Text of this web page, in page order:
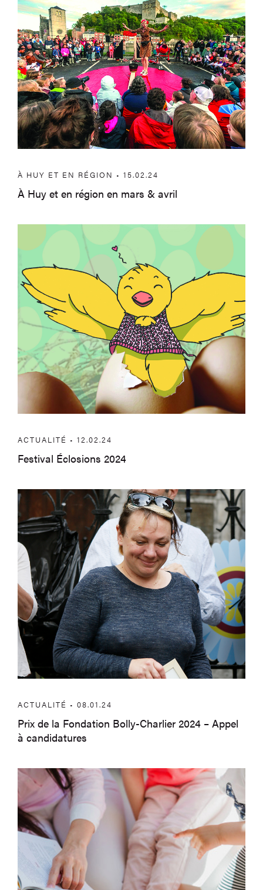
À HUY ET EN RÉGION • 15.02.24
À Huy et en région en mars & avril
Festival Éclosions 2024
ACTUALITÉ • 12.02.24
Festival Éclosions 2024
Prix de la Fondation Bolly-Charlier
ACTUALITÉ • 08.01.24
Prix de la Fondation Bolly-Charlier 2024 – Appel
à candidatures
Votre salon à livres ouverts ? – Appel